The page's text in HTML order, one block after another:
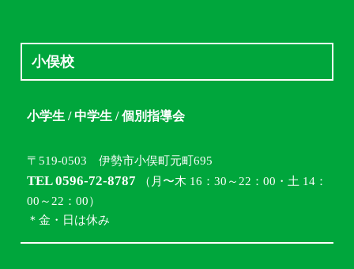
小俣校
小学生 / 中学生 / 個別指導会
〒519-0503 伊勢市小俣町元町695
TEL 0596-72-8787 （月〜木 16：30～22：00・土 14：
00～22：00）
＊金・日は休み